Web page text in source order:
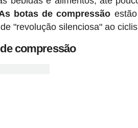
botas de compressão
"revolução silenciosa" ao
compressão